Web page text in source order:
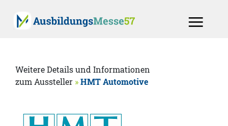
Weitere Details und Informationen
zum Aussteller »HMT Automotive